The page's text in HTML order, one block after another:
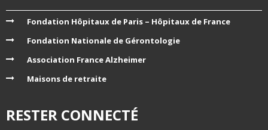
Fondation Hôpitaux de Paris – Hôpitaux de France
Fondation Nationale de Gérontologie
Association France Alzheimer
Maisons de retraite
RESTER CONNECTÉ